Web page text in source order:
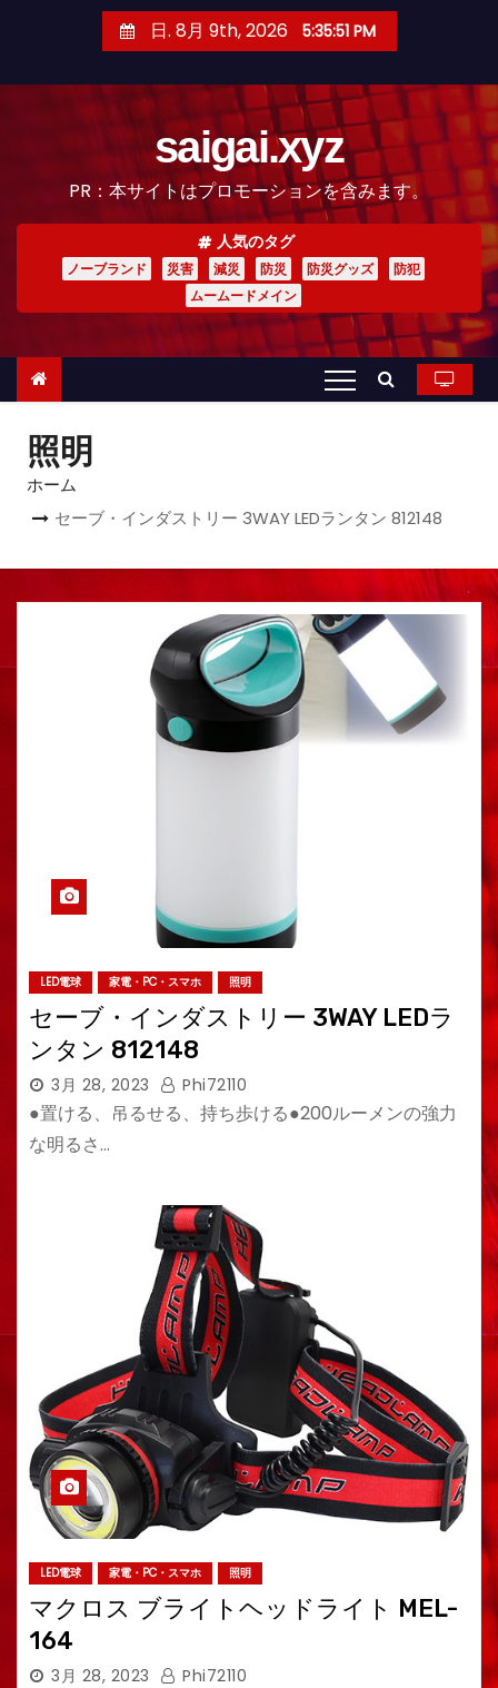
日. 8月 9th, 2026 5:35:52 PM
saigai.xyz
PR：本サイトはプロモーションを含みます。
人気のタグ
ノーブランド 災害 減災 防災 防災グッズ
防犯
ムームードメイン
照明
ホーム
セーブ・インダストリー 3WAY LEDランタン 812148
LED電球 家電・PC・スマホ 照明
セーブ・インダストリー 3WAY LEDラ
ンタン 812148
3月 28, 2023 Phi72110
●置ける、吊るせる、持ち歩ける●200ルーメンの強力
な明るさ…
LED電球 家電・PC・スマホ 照明
マクロス ブライトヘッドライト MEL-
164
3月 28, 2023 Phi72110